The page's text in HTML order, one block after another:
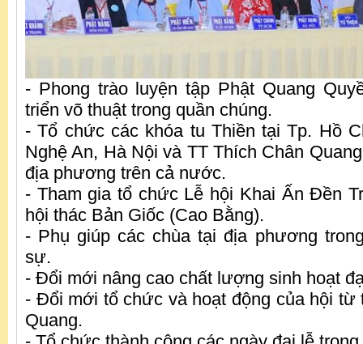
- Phong trào luyện tập Phật Quang
triển võ thuật trong quần chúng.
- Tổ chức các khóa tu Thiền tại Tp. Hồ
Nghệ An, Hà Nội và TT Thích Chân
địa phương trên cả nước.
- Tham gia tổ chức Lễ hội Khai Ấn Đền
hội thác Bản Giốc (Cao Bằng).
- Phụ giúp các chùa tại địa phương
sự.
- Đổi mới nâng cao chất lượng sinh hoạt
- Đổi mới tổ chức và hoạt động của hội từ
Quang.